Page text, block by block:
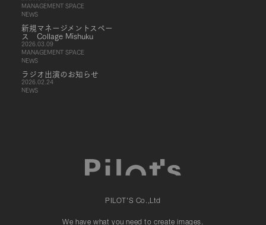
MANAGEMENT SPACE
NEWS
新規マネージメントスペー
ス Collage Mishuku
2026.03.09
MANAGEMENT SPACE
NEWS
ラジオ出演のお知らせ
2026.02.24
NEWS
PILOT'S Co.,Ltd
We have what you need to create images.